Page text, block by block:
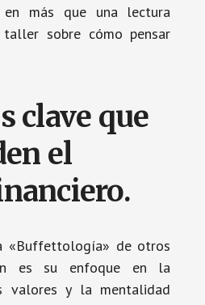
más que una lectura
sobre cómo pensar
clave que
el
«Buffettología» de otros
es su enfoque en la
valores y la mentalidad